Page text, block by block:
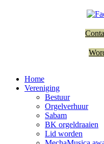
Home
Vereniging
Bestuur
Orgelverhuur
Sabam
BK orgeldraaien
Lid worden